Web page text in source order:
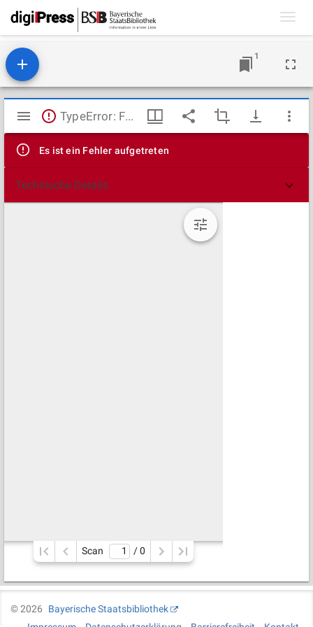
1
Mirador
Viewer
TypeError: Failed to fetch
Es ist ein Fehler aufgetreten
Technische Details
Scan / 0
©2026
Bayerische Staatsbibliothek